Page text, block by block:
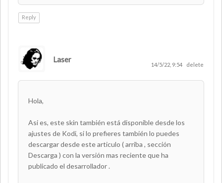
Reply
Laser
14/5/22, 9:54 delete
Hola,
Asi es, este skin también está disponible desde los
ajustes de Kodi, si lo prefieres también lo puedes
descargar desde este articulo ( arriba , sección
Descarga ) con la versión mas reciente que ha
publicado el desarrollador .